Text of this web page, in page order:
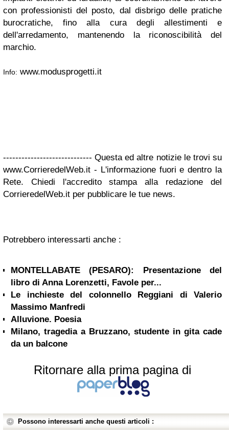
con professionisti del posto, dal disbrigo delle pratiche
burocratiche, fino alla cura degli allestimenti e
dell'arredamento, mantenendo la riconoscibilità del
marchio.
Info: www.modusprogetti.it
----------------------------- Questa ed altre notizie le trovi su
www.CorrieredelWeb.it - L'informazione fuori e dentro la
Rete. Chiedi l'accredito stampa alla redazione del
CorrieredelWeb.it per pubblicare le tue news.
Potrebbero interessarti anche :
MONTELLABATE (PESARO): Presentazione del
libro di Anna Lorenzetti, Favole per...
Le inchieste del colonnello Reggiani di Valerio
Massimo Manfredi
Alluvione. Poesia
Milano, tragedia a Bruzzano, studente in gita cade
da un balcone
Ritornare alla prima pagina di
Possono interessarti anche questi articoli :